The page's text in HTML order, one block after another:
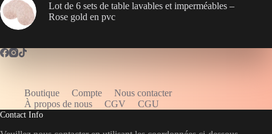
Lot de 6 sets de table lavables et imperméables –
Rose gold en pvc
Boutique Compte
Nous contacter
À propos de nous
CGV CGU
Contact Info
WELCOME5